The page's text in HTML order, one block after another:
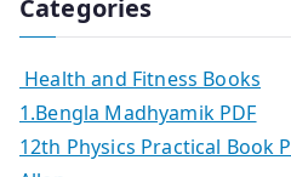
Categories
Health and Fitness Books
1.Bengla Madhyamik PDF
12th Physics Practical Book